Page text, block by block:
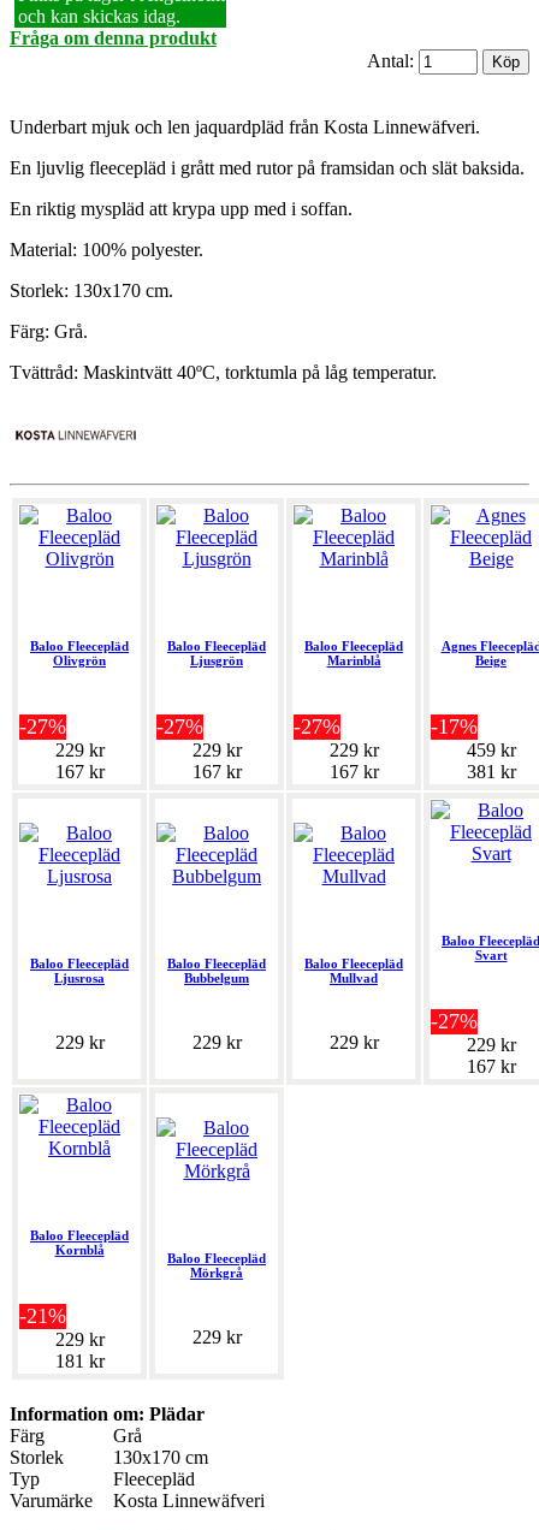
och kan skickas idag.
Fråga om denna produkt
Antal:
Underbart mjuk och len jaquardpläd från Kosta Linnewäfveri.
En ljuvlig fleecepläd i grått med rutor på framsidan och slät baksida.
En riktig myspläd att krypa upp med i soffan.
Material: 100% polyester.
Storlek: 130x170 cm.
Färg: Grå.
Tvättråd: Maskintvätt 40ºC, torktumla på låg temperatur.
Baloo Fleecepläd
Olivgrön
-27%
229 kr
167 kr
Baloo Fleecepläd
Ljusgrön
-27%
229 kr
167 kr
Baloo Fleecepläd
Marinblå
-27%
229 kr
167 kr
Agnes
Beige
-17%
459 kr
381 kr
Baloo Fleecepläd
Ljusrosa
229 kr
Baloo Fleecepläd
Bubbelgum
229 kr
Baloo Fleecepläd
Mullvad
229 kr
Baloo Fleecepläd
Svart
-27%
229 kr
167 kr
Baloo Fleecepläd
Kornblå
-21%
229 kr
181 kr
Baloo Fleecepläd
Mörkgrå
229 kr
Information om: Plädar
Färg
Grå
Storlek
130x170 cm
Typ
Fleecepläd
Varumärke
Kosta Linnewäfveri